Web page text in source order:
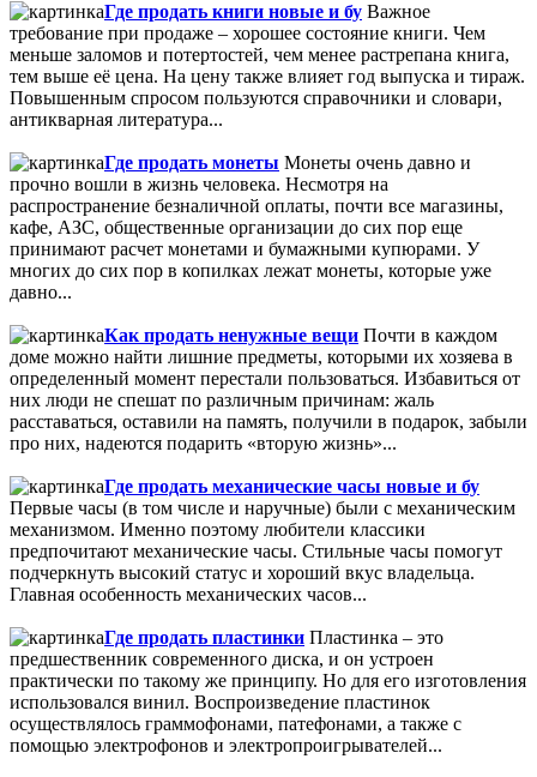
Где продать книги новые и бу Важное
требование при продаже – хорошее состояние книги. Чем
меньше заломов и потертостей, чем менее растрепана книга,
тем выше её цена. На цену также влияет год выпуска и тираж.
Повышенным спросом пользуются справочники и словари,
антикварная литература...
Где продать монеты Монеты очень давно и
прочно вошли в жизнь человека. Несмотря на
распространение безналичной оплаты, почти все магазины,
кафе, АЗС, общественные организации до сих пор еще
принимают расчет монетами и бумажными купюрами. У
многих до сих пор в копилках лежат монеты, которые уже
давно...
Как продать ненужные вещи Почти в каждом
доме можно найти лишние предметы, которыми их хозяева в
определенный момент перестали пользоваться. Избавиться от
них люди не спешат по различным причинам: жаль
расставаться, оставили на память, получили в подарок, забыли
про них, надеются подарить «вторую жизнь»...
Где продать механические часы новые и бу
Первые часы (в том числе и наручные) были с механическим
механизмом. Именно поэтому любители классики
предпочитают механические часы. Стильные часы помогут
подчеркнуть высокий статус и хороший вкус владельца.
Главная особенность механических часов...
Где продать пластинки Пластинка – это
предшественник современного диска, и он устроен
практически по такому же принципу. Но для его изготовления
использовался винил. Воспроизведение пластинок
осуществлялось граммофонами, патефонами, а также с
помощью электрофонов и электропроигрывателей...